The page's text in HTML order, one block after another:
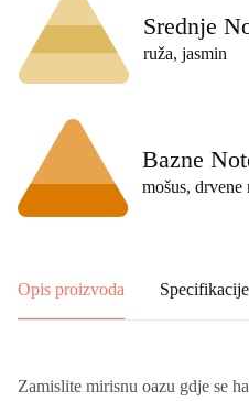
Srednje
ruža, jasmin
Bazne
mošus, drvene
Opis proizvoda Specifikacije
Zamislite mirisnu oazu gdje se